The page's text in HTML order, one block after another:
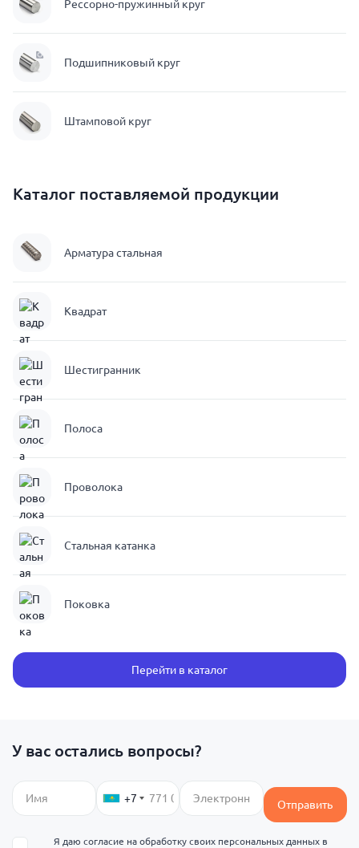
Рессорно-пружинный круг
Подшипниковый круг
Штамповой круг
Каталог поставляемой продукции
Арматура стальная
Квадрат
Шестигранник
Полоса
Проволока
Стальная катанка
Поковка
Перейти в каталог
У вас остались вопросы?
+7 Отправить
Я даю согласие на обработку своих персональных данных в